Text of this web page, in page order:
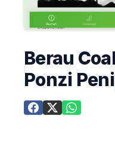
Berau
Ponzi